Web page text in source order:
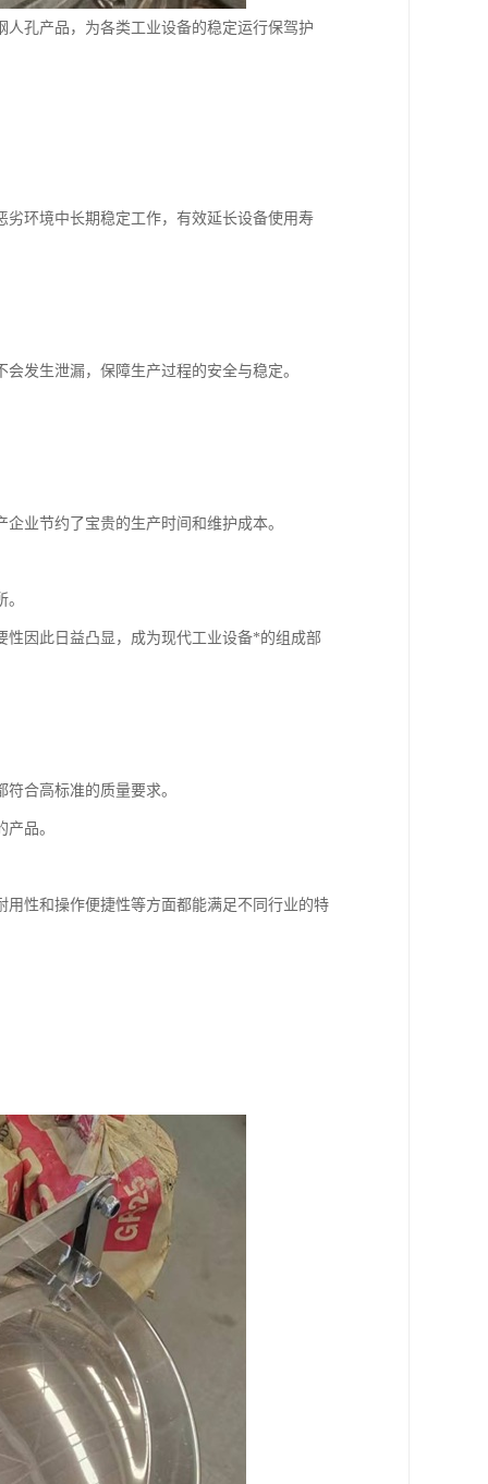
孔产品，为各类工业设备的稳定运行保驾护
环境中长期稳定工作，有效延长设备使用寿
发生泄漏，保障生产过程的安全与稳定。
业节约了宝贵的生产时间和维护成本。
因此日益凸显，成为现代工业设备*的组成部
合高标准的质量要求。
品。
性和操作便捷性等方面都能满足不同行业的特